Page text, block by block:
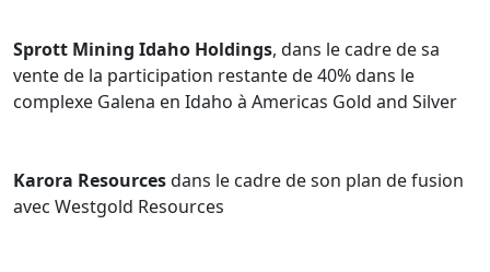
Sprott Mining Idaho Holdings, dans le cadre de sa
vente de la participation restante de 40% dans le
complexe Galena en Idaho à Americas Gold and Silver
Karora Resourcesdans le cadre de son plan de fusion
avec Westgold Resources